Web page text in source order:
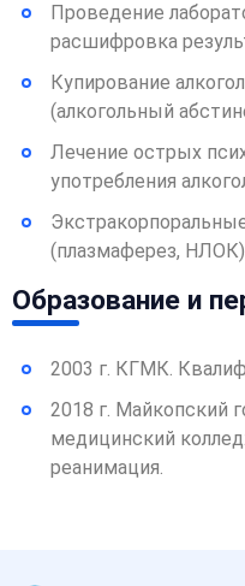
Проведение
расшифровка
Купирование
(алкогольный
Лечение острых
употребления
(плазмаферез,
Образование и
2003 г. КГМК.
2018 г. Майкопский
медицинский
реанимация.